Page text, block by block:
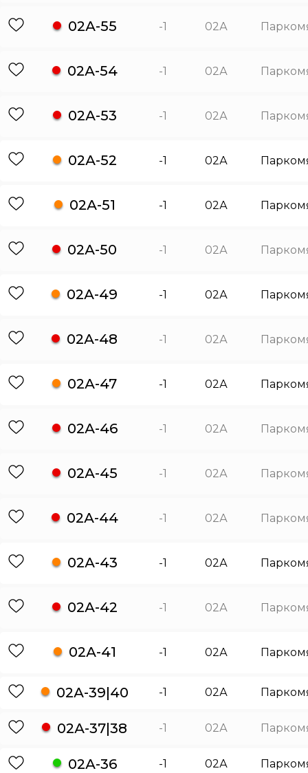
02А-55 -1 02А
02А-54 -1 02А
02А-53 -1 02А
02А-52 -1 02А
02А-51 -1 02А
02А-50 -1 02А
02А-49 -1 02А
02А-48 -1 02А
02А-47 -1 02А
02А-46 -1 02А
02А-45 -1 02А
02А-44 -1 02А
02А-43 -1 02А
02А-42 -1 02А
02А-41 -1 02А
02А-39|40 -1 02А
02А-37|38 -1 02А
02А-36 -1 02А